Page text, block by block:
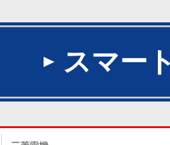
スマー